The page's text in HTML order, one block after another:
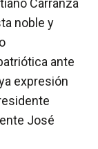
Carranza
noble y
ante
expresión
José